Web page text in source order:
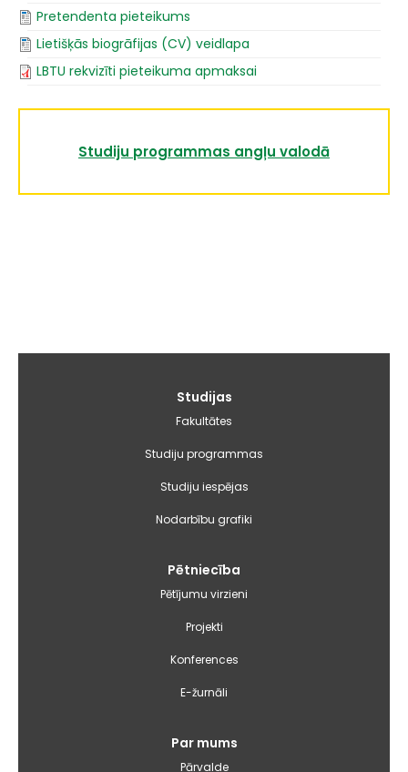
Pretendenta pieteikums
Lietišķās biogrāfijas (CV) veidlapa
LBTU rekvizīti pieteikuma apmaksai
Studiju programmas angļu valodā
Studijas
Fakultātes
Studiju programmas
Studiju iespējas
Nodarbību grafiki
Pētniecība
Pētījumu virzieni
Projekti
Konferences
E-žurnāli
Par mums
Pārvalde